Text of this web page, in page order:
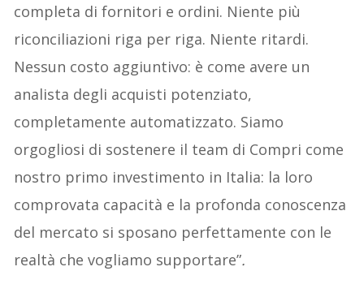
completa di fornitori e ordini. Niente più
riconciliazioni riga per riga. Niente ritardi.
Nessun costo aggiuntivo: è come avere un
analista degli acquisti potenziato,
completamente automatizzato. Siamo
orgogliosi di sostenere il team di Compri come
nostro primo investimento in Italia: la loro
comprovata capacità e la profonda conoscenza
del mercato si sposano perfettamente con le
realtà che vogliamo supportare”.